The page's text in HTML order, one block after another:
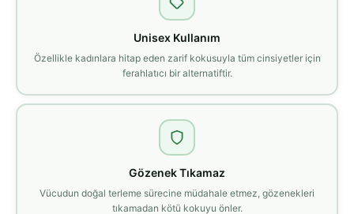
Unisex Kullanım
Özellikle kadınlara hitap eden zarif kokusuyla tüm cinsiyetler için
ferahlatıcı bir alternatiftir.
Gözenek Tıkamaz
Vücudun doğal terleme sürecine müdahale etmez, gözenekleri
tıkamadan kötü kokuyu önler.